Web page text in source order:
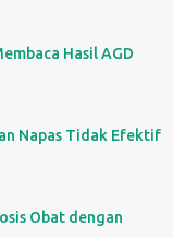
Hasil AGD
Napas Tidak Efektif
Obat dengan